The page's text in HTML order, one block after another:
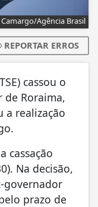
Agência Brasil
REPORTAR ERROS
cassou o
Roraima,
a realização
cassação
Na decisão,
governador
prazo de